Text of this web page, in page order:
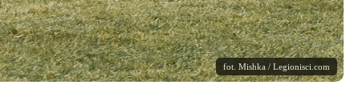
fot. Mishka / Legionisci.com